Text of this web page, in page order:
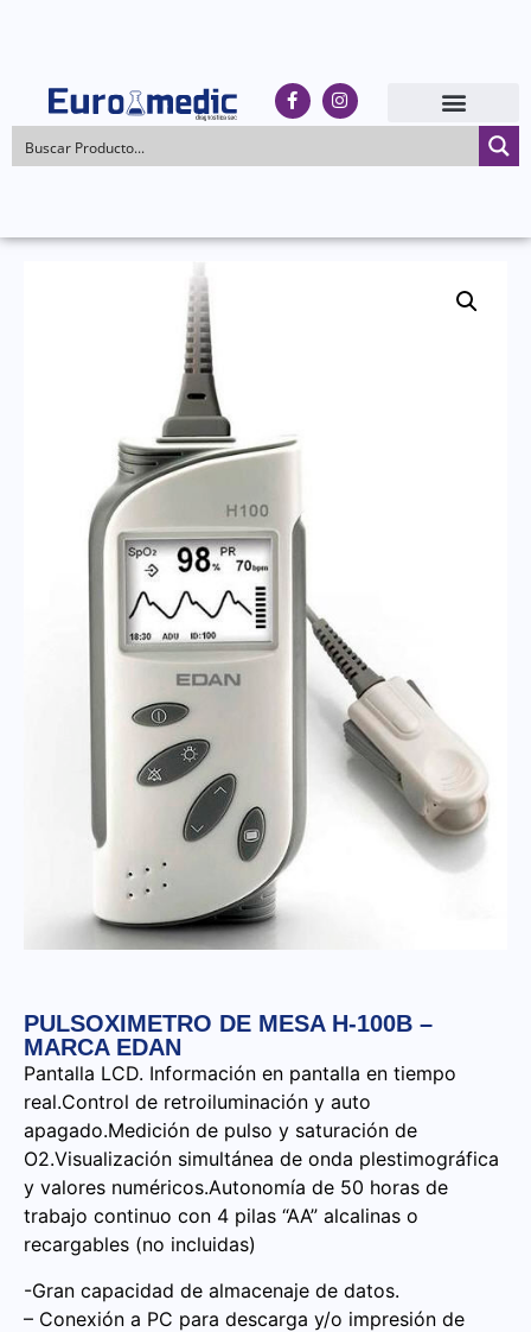
PULSOXIMETRO DE MESA H-100B –
MARCA EDAN
Pantalla LCD. Información en pantalla en tiempo
real.Control de retroiluminación y auto
apagado.Medición de pulso y saturación de
O2.Visualización simultánea de onda plestimográfica
y valores numéricos.Autonomía de 50 horas de
trabajo continuo con 4 pilas “AA” alcalinas o
recargables (no incluidas)
-Gran capacidad de almacenaje de datos.
– Conexión a PC para descarga y/o impresión de